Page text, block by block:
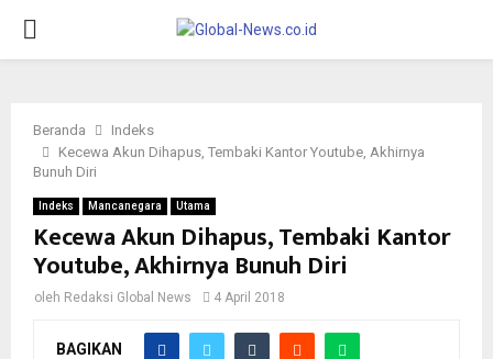
PRIMARY
Beranda
Indeks
Kecewa Akun Dihapus, Tembaki Kantor Youtube, Akhirnya
Bunuh Diri
Indeks Mancanegara Utama
Kecewa Akun Dihapus, Tembaki Kantor
Youtube, Akhirnya Bunuh Diri
oleh Redaksi Global News 4 April 2018
BAGIKAN